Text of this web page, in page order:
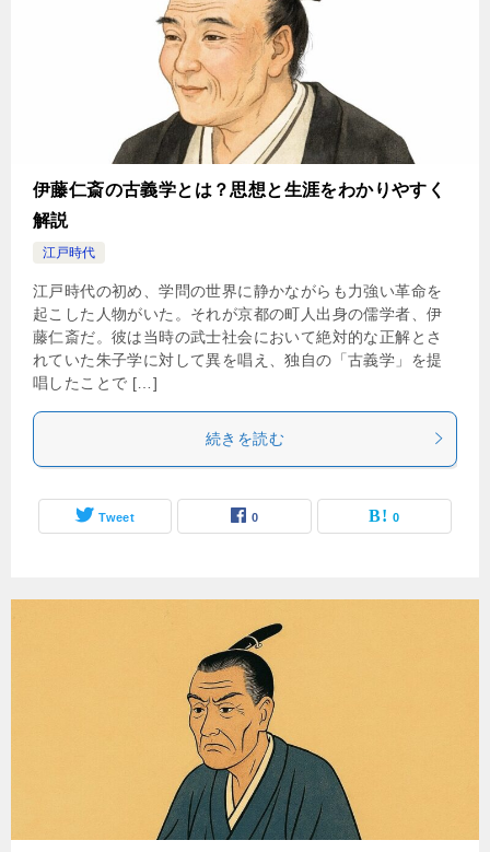
伊藤仁斎の古義学とは？思想と生涯をわかりやすく
解説
江戸時代
江戸時代の初め、学問の世界に静かながらも力強い革命を
起こした人物がいた。それが京都の町人出身の儒学者、伊
藤仁斎だ。彼は当時の武士社会において絶対的な正解とさ
れていた朱子学に対して異を唱え、独自の「古義学」を提
唱したことで […]
続きを読む
Tweet 0 0